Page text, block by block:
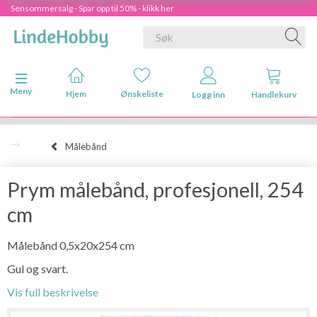
Sensommersalg - Spar opp til 50% - klikk her
Veksle navigasjon
Meny
Hjem Ønskeliste Logg inn Handlekurv
Målebånd
Prym målebånd, profesjonell, 254
cm
Målebånd 0,5x20x254 cm
Gul og svart.
Vis full beskrivelse